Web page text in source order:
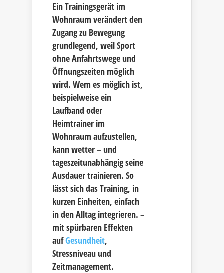
Ein Trainingsgerät im
Wohnraum verändert den
Zugang zu Bewegung
grundlegend, weil Sport
ohne Anfahrtswege und
Öffnungszeiten möglich
wird. Wem es möglich ist,
beispielweise ein
Laufband oder
Heimtrainer im
Wohnraum aufzustellen,
kann wetter – und
tageszeitunabhängig seine
Ausdauer trainieren. So
lässt sich das Training, in
kurzen Einheiten, einfach
in den Alltag integrieren. –
mit spürbaren Effekten
aufGesundheit,
Stressniveau und
Zeitmanagement.